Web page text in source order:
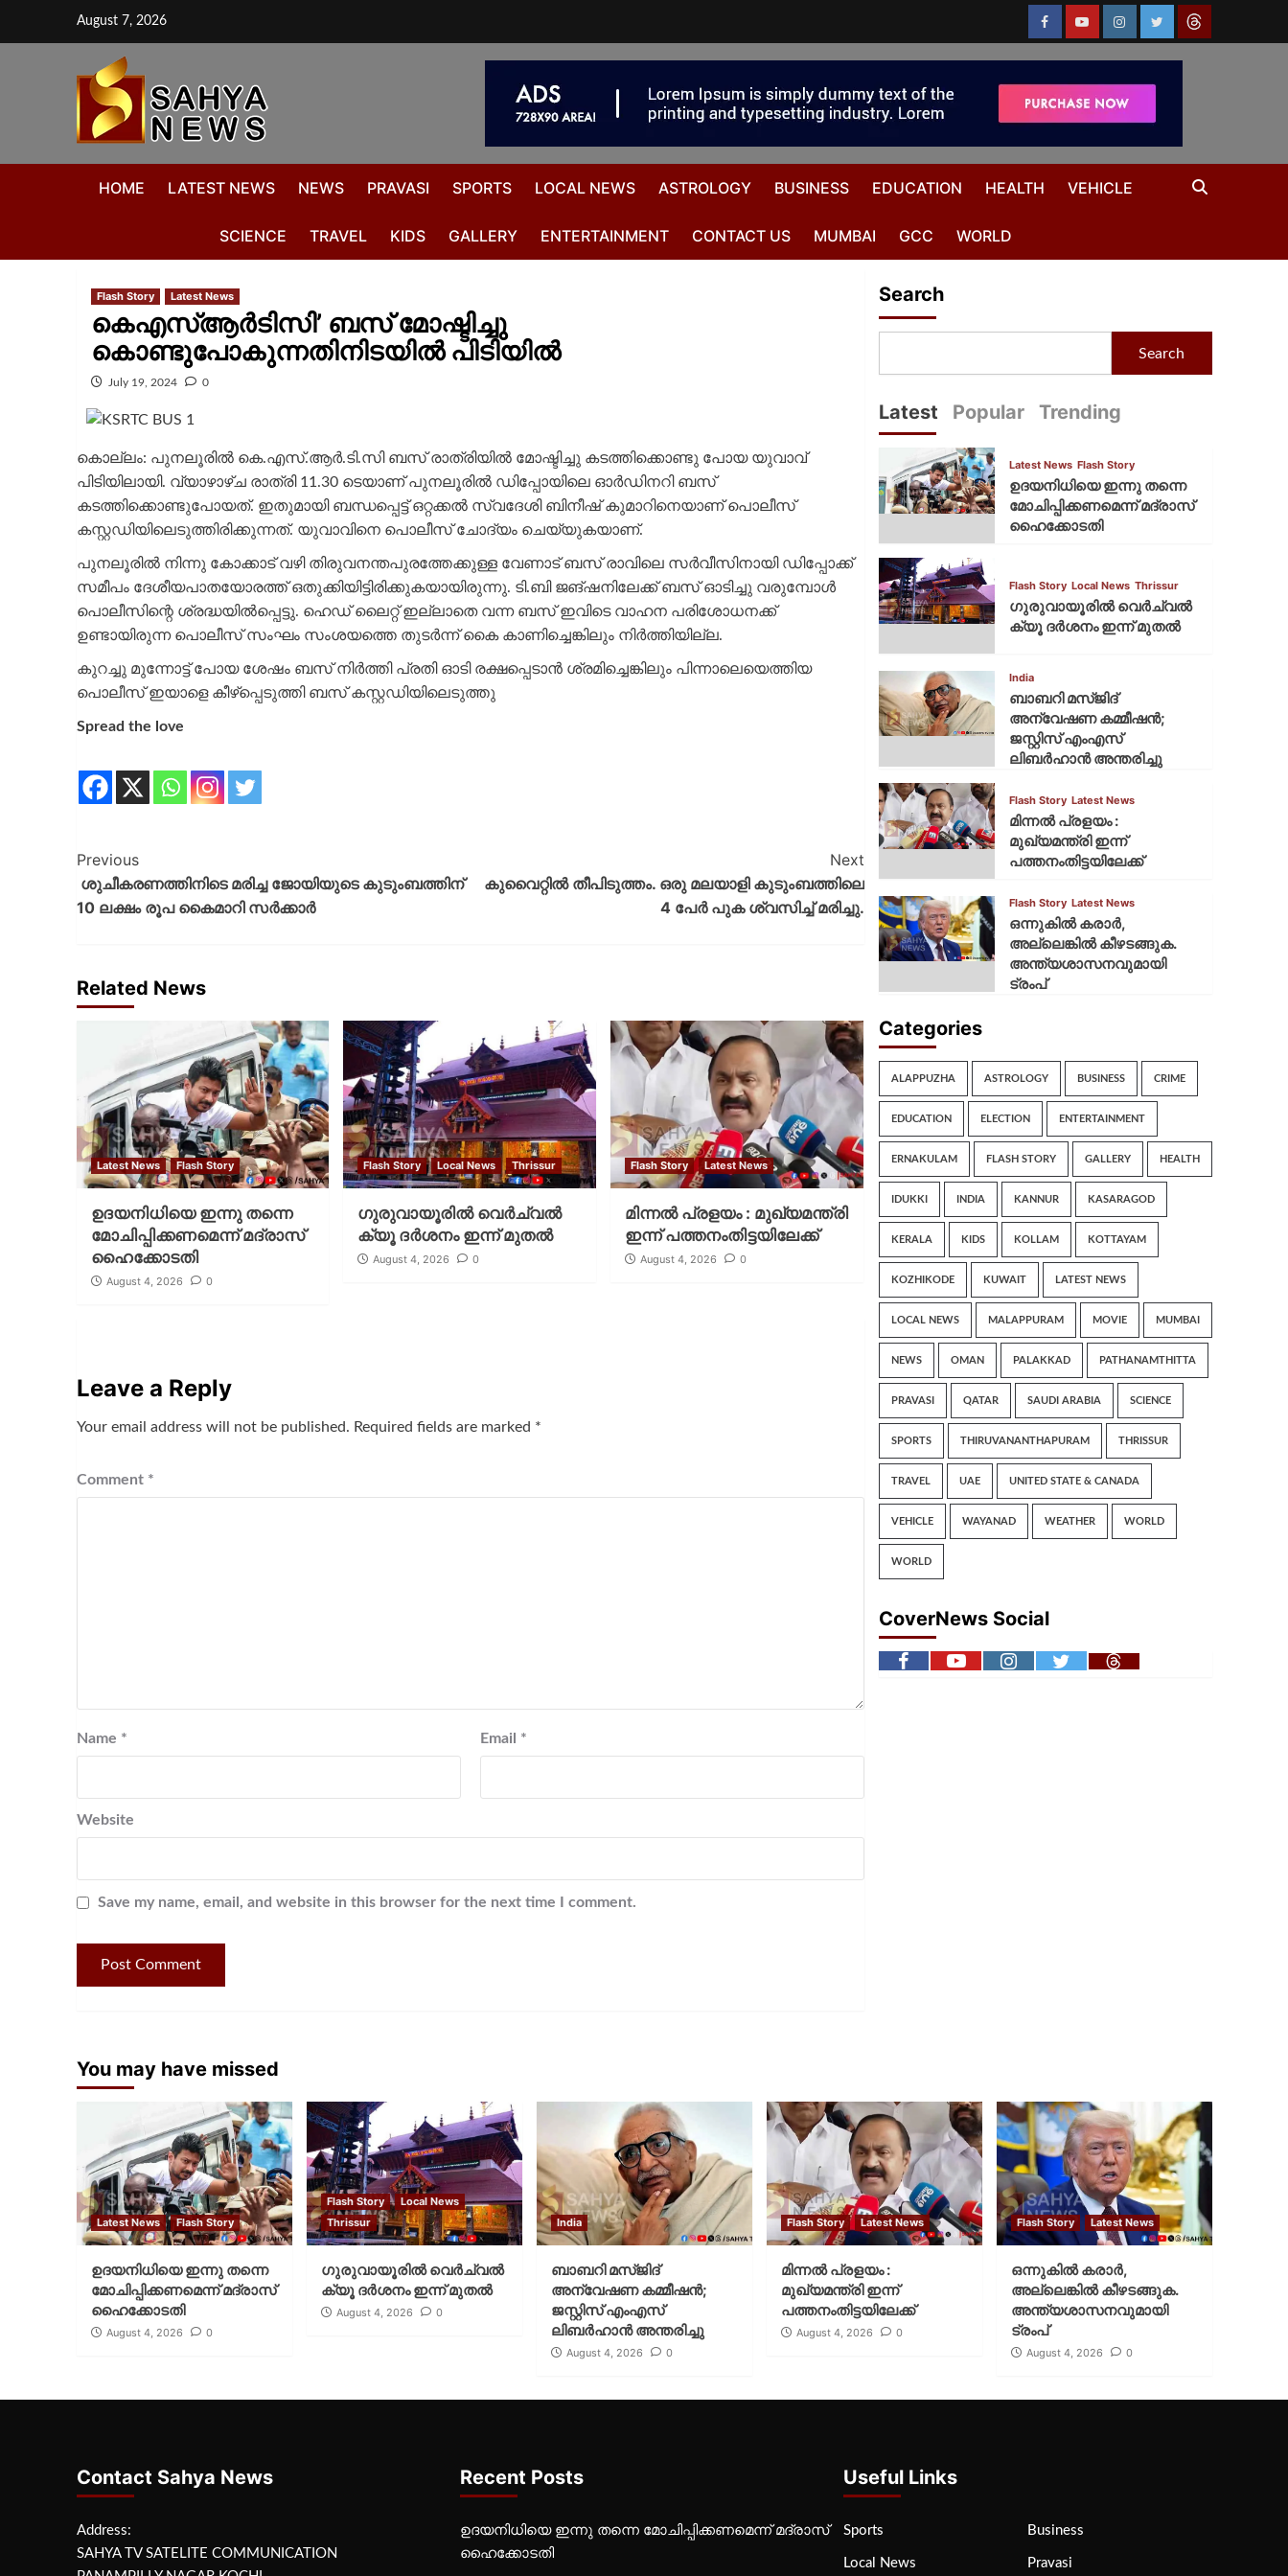
August 7, 2026
HOME LATEST NEWS NEWS PRAVASI SPORTS LOCAL NEWS ASTROLOGY BUSINESS EDUCATION HEALTH VEHICLE
SCIENCE TRAVEL KIDS GALLERY ENTERTAINMENT CONTACT US MUMBAI GCC WORLD
Flash Story Latest News
കെഎസ്‌ആര്‍ടിസി’ ബസ് മോഷ്ടിച്ചു
കൊണ്ടുപോകുന്നതിനിടയിൽ പിടിയില്‍
July 19, 2024 0
കൊല്ലം: പുനലൂരില്‍ കെ.എസ്.ആർ.ടി.സി ബസ് രാത്രിയില്‍ മോഷ്ടിച്ചു കടത്തിക്കൊണ്ടു പോയ യുവാവ്
പിടിയിലായി. വ്യാഴാഴ്ച രാത്രി 11.30 ടെയാണ് പുനലൂരില്‍ ഡിപ്പോയിലെ ഓർഡിനറി ബസ്
കടത്തിക്കൊണ്ടുപോയത്. ഇതുമായി ബന്ധപ്പെട്ട് ഒറ്റക്കല്‍ സ്വദേശി ബിനീഷ് കുമാറിനെയാണ് പൊലീസ്
കസ്റ്റഡിയിലെടുത്തിരിക്കുന്നത്. യുവാവിനെ പൊലീസ് ചോദ്യം ചെയ്യുകയാണ്.
പുനലൂരില്‍ നിന്നു കോക്കാട് വഴി തിരുവനന്തപുരത്തേക്കുള്ള വേണാട് ബസ് രാവിലെ സർവീസിനായി ഡിപ്പോക്ക്
സമീപം ദേശീയപാതയോരത്ത് ഒതുക്കിയിട്ടിരിക്കുകയായിരുന്നു. ടി.ബി ജങ്ഷനിലേക്ക് ബസ് ഓടിച്ചു വരുമ്പോള്‍
പൊലീസിന്റെ ശ്രദ്ധയില്‍പ്പെട്ടു. ഹെഡ് ലൈറ്റ് ഇല്ലാതെ വന്ന ബസ് ഇവിടെ വാഹന പരിശോധനക്ക്
ഉണ്ടായിരുന്ന പൊലീസ് സംഘം സംശയത്തെ തുടർന്ന് കൈ കാണിച്ചെങ്കിലും നിർത്തിയില്ല.
കുറച്ചു മുന്നോട്ട് പോയ ശേഷം ബസ് നിർത്തി പ്രതി ഓടി രക്ഷപ്പെടാൻ ശ്രമിച്ചെങ്കിലും പിന്നാലെയെത്തിയ
പൊലീസ് ഇയാളെ കീഴ്പ്പെടുത്തി ബസ് കസ്റ്റഡിയിലെടുത്തു
Spread the love
Previous
ശുചീകരണത്തിനിടെ മരിച്ച ജോയിയുടെ കുടുംബത്തിന്
10 ലക്ഷം രൂപ കൈമാറി സർക്കാർ
Next
കുവൈറ്റിൽ തീപിടുത്തം. ഒരു മലയാളി കുടുംബത്തിലെ
4 പേർ പുക ശ്വസിച്ച് മരിച്ചു.
Related News
Latest News Flash Story
ഉദയനിധിയെ ഇന്നു തന്നെ
മോചിപ്പിക്കണമെന്ന് മദ്രാസ്
ഹൈക്കോടതി
August 4, 2026 0
Flash Story Local News Thrissur
ഗുരുവായൂരില്‍ വെര്‍ച്വല്‍
ക്യൂ ദര്‍ശനം ഇന്ന് മുതല്‍
August 4, 2026 0
Flash Story Latest News
മിന്നല്‍ പ്രളയം : മുഖ്യമന്ത്രി
ഇന്ന് പത്തനംതിട്ടയിലേക്ക്
August 4, 2026 0
Leave a Reply
Your email address will not be published. Required fields are marked *
Comment *
Name * Email *
Website
Save my name, email, and website in this browser for the next time I comment.
Search
Search
Latest Popular Trending
Latest News Flash Story
ഉദയനിധിയെ ഇന്നു തന്നെ
മോചിപ്പിക്കണമെന്ന് മദ്രാസ്
ഹൈക്കോടതി
Flash Story Local News Thrissur
ഗുരുവായൂരില്‍ വെര്‍ച്വല്‍
ക്യൂ ദര്‍ശനം ഇന്ന് മുതല്‍
India
ബാബറി മസ്ജിദ്
അന്വേഷണ കമ്മീഷന്‍;
ജസ്റ്റിസ് എംഎസ്
ലിബര്‍ഹാന്‍ അന്തരിച്ചു
Flash Story Latest News
മിന്നല്‍ പ്രളയം :
മുഖ്യമന്ത്രി ഇന്ന്
പത്തനംതിട്ടയിലേക്ക്
Flash Story Latest News
ഒന്നുകില്‍ കരാര്‍,
അല്ലെങ്കില്‍ കീഴടങ്ങുക.
അന്ത്യശാസനവുമായി
ട്രംപ്
Categories
ALAPPUZHA ASTROLOGY BUSINESS CRIME
EDUCATION ELECTION ENTERTAINMENT
ERNAKULAM FLASH STORY GALLERY HEALTH
IDUKKI INDIA KANNUR KASARAGOD
KERALA KIDS KOLLAM KOTTAYAM
KOZHIKODE KUWAIT LATEST NEWS
LOCAL NEWS MALAPPURAM MOVIE MUMBAI
NEWS OMAN PALAKKAD PATHANAMTHITTA
PRAVASI QATAR SAUDI ARABIA SCIENCE
SPORTS THIRUVANANTHAPURAM THRISSUR
TRAVEL UAE UNITED STATE & CANADA
VEHICLE WAYANAD WEATHER WORLD
WORLD
CoverNews Social
You may have missed
Latest News Flash Story
ഉദയനിധിയെ ഇന്നു തന്നെ
മോചിപ്പിക്കണമെന്ന് മദ്രാസ്
ഹൈക്കോടതി
August 4, 2026 0
Flash Story
Local News
Thrissur
ഗുരുവായൂരില്‍ വെര്‍ച്വല്‍
ക്യൂ ദര്‍ശനം ഇന്ന് മുതല്‍
August 4, 2026 0
India
ബാബറി മസ്ജിദ്
അന്വേഷണ കമ്മീഷന്‍;
ജസ്റ്റിസ് എംഎസ്
ലിബര്‍ഹാന്‍ അന്തരിച്ചു
August 4, 2026 0
Flash Story Latest News
മിന്നല്‍ പ്രളയം :
മുഖ്യമന്ത്രി ഇന്ന്
പത്തനംതിട്ടയിലേക്ക്
August 4, 2026 0
Flash Story Latest News
ഒന്നുകില്‍ കരാര്‍,
അല്ലെങ്കില്‍ കീഴടങ്ങുക.
അന്ത്യശാസനവുമായി
ട്രംപ്
August 4, 2026 0
Contact Sahya News
Address:
SAHYA TV SATELITE COMMUNICATION
Recent Posts
ഉദയനിധിയെ ഇന്നു തന്നെ മോചിപ്പിക്കണമെന്ന് മദ്രാസ്
ഹൈക്കോടതി
Useful Links
Sports Business
Local News Pravasi